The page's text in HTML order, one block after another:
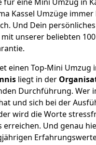
Kassel Umzüge
Und Dein
unserer beliebten 100
einen Top-Mini Umzug
liegt in der
Durchführung. Wer
und sich bei der
wird die Worte
erreichen. Und genau